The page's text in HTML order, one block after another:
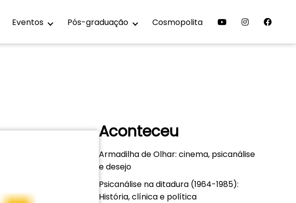
Eventos Pós-graduação Cosmopolita
Aconteceu
Armadilha de Olhar: cinema, psicanálise
e desejo
Psicanálise na ditadura (1964-1985):
História, clínica e política